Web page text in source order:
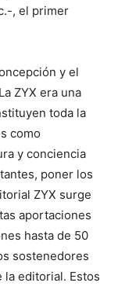
, el primer
y el
ZYX era una
toda la
como
y conciencia
poner los
ZYX surge
aportaciones
hasta de 50
sostenedores
la editorial. Estos